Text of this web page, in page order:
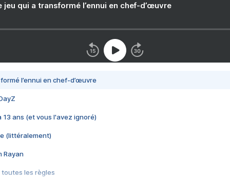
jeu qui a transformé l’ennui en chef-d’œuvre
l’ennui en chef-d’œuvre
13 ans (et vous l'avez ignoré)
(littéralement)
Rayan
toutes les règles